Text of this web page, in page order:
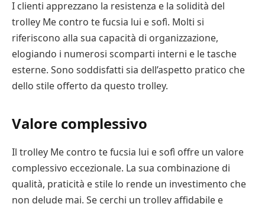
I clienti apprezzano la resistenza e la solidità del
trolley Me contro te fucsia lui e sofì. Molti si
riferiscono alla sua capacità di organizzazione,
elogiando i numerosi scomparti interni e le tasche
esterne. Sono soddisfatti sia dell’aspetto pratico che
dello stile offerto da questo trolley.
Valore complessivo
Il trolley Me contro te fucsia lui e sofì offre un valore
complessivo eccezionale. La sua combinazione di
qualità, praticità e stile lo rende un investimento che
non delude mai. Se cerchi un trolley affidabile e